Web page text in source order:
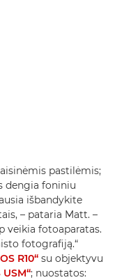
pastilėmis;
dengia foniniu
išbandykite
– pataria Matt. –
veikia fotoaparatas.
fotografiją.“
R10“ su objektyvu
; nuostatos: